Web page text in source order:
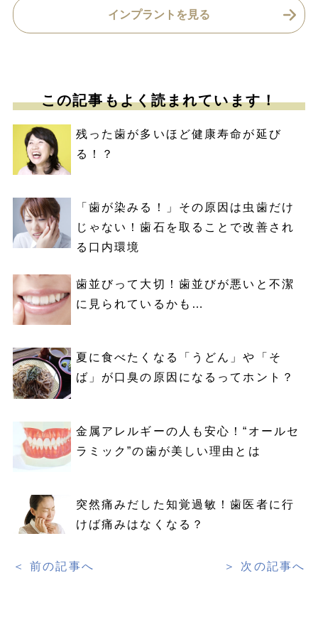
インプラントを見る
この記事もよく読まれています！
残った歯が多いほど健康寿命が延び
る！？
「歯が染みる！」その原因は虫歯だけ
じゃない！歯石を取ることで改善され
る口内環境
歯並びって大切！歯並びが悪いと不潔
に見られているかも…
夏に食べたくなる「うどん」や「そ
ば」が口臭の原因になるってホント？
金属アレルギーの人も安心！“オールセ
ラミック”の歯が美しい理由とは
突然痛みだした知覚過敏！歯医者に行
けば痛みはなくなる？
＜ 前の記事へ ＞ 次の記事へ